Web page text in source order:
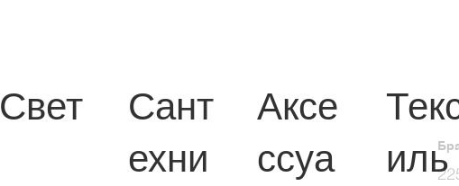
Свет
Сант
ехни
Аксе
ссуа
ильцена